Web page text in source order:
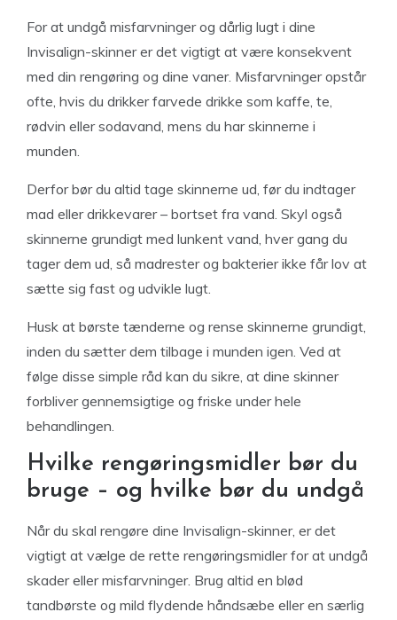
For at undgå misfarvninger og dårlig lugt i dine
Invisalign-skinner er det vigtigt at være konsekvent
med din rengøring og dine vaner. Misfarvninger opstår
ofte, hvis du drikker farvede drikke som kaffe, te,
rødvin eller sodavand, mens du har skinnerne i
munden.
Derfor bør du altid tage skinnerne ud, før du indtager
mad eller drikkevarer – bortset fra vand. Skyl også
skinnerne grundigt med lunkent vand, hver gang du
tager dem ud, så madrester og bakterier ikke får lov at
sætte sig fast og udvikle lugt.
Husk at børste tænderne og rense skinnerne grundigt,
inden du sætter dem tilbage i munden igen. Ved at
følge disse simple råd kan du sikre, at dine skinner
forbliver gennemsigtige og friske under hele
behandlingen.
Hvilke rengøringsmidler bør du
bruge – og hvilke bør du undgå
Når du skal rengøre dine Invisalign-skinner, er det
vigtigt at vælge de rette rengøringsmidler for at undgå
skader eller misfarvninger. Brug altid en blød
tandbørste og mild flydende håndsæbe eller en særlig